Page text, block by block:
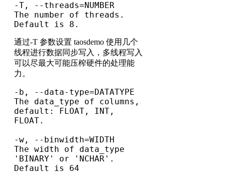
-T, --threads=NUMBER
The number of threads.
Default is 8.
通过-T 参数设置 taosdemo 使用几个
线程进行数据同步写入，多线程写入
可以尽最大可能压榨硬件的处理能
力。
-b, --data-type=DATATYPE
The data_type of columns,
default: FLOAT, INT,
FLOAT.
-w, --binwidth=WIDTH
The width of data_type
'BINARY' or 'NCHAR'.
Default is 64